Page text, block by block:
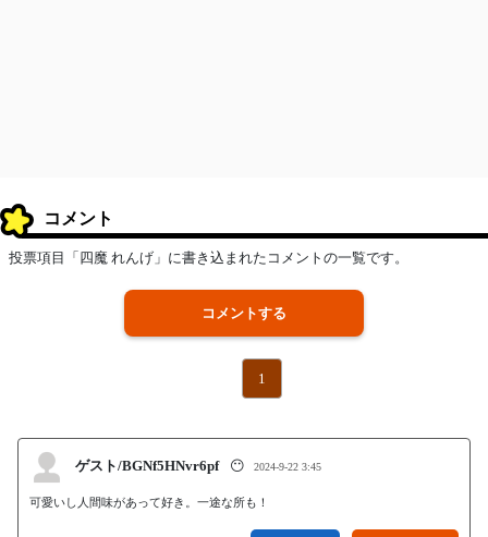
コメント
投票項目「四魔 れんげ」に書き込まれたコメントの一覧です。
コメントする
1
ゲスト/BGNf5HNvr6pf 😶 2024-9-22 3:45
可愛いし人間味があって好き。一途な所も！